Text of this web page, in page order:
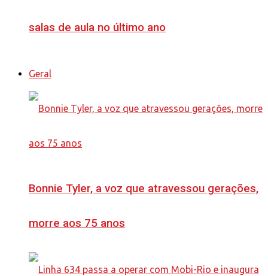
salas de aula no último ano
Geral
Bonnie Tyler, a voz que atravessou gerações,
morre aos 75 anos